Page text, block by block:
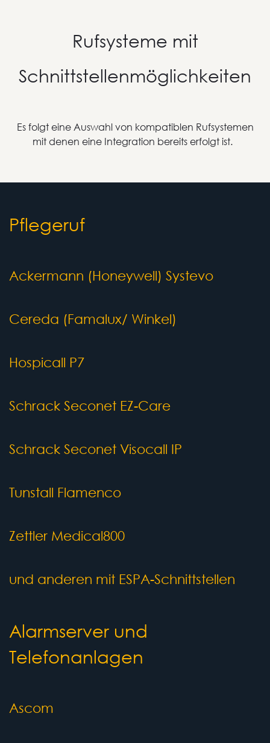
Rufsysteme mit
Schnittstellenmöglichkeiten
Es folgt eine Auswahl von kompatiblen Rufsystemen
mit denen eine Integration bereits erfolgt ist.
Pflegeruf
Ackermann (Honeywell) Systevo
Cereda (Famalux/ Winkel)
Hospicall P7
Schrack Seconet EZ-Care
Schrack Seconet Visocall IP
Tunstall Flamenco
Zettler Medical800
und anderen mit ESPA-Schnittstellen
Alarmserver und
Telefonanlagen
Ascom